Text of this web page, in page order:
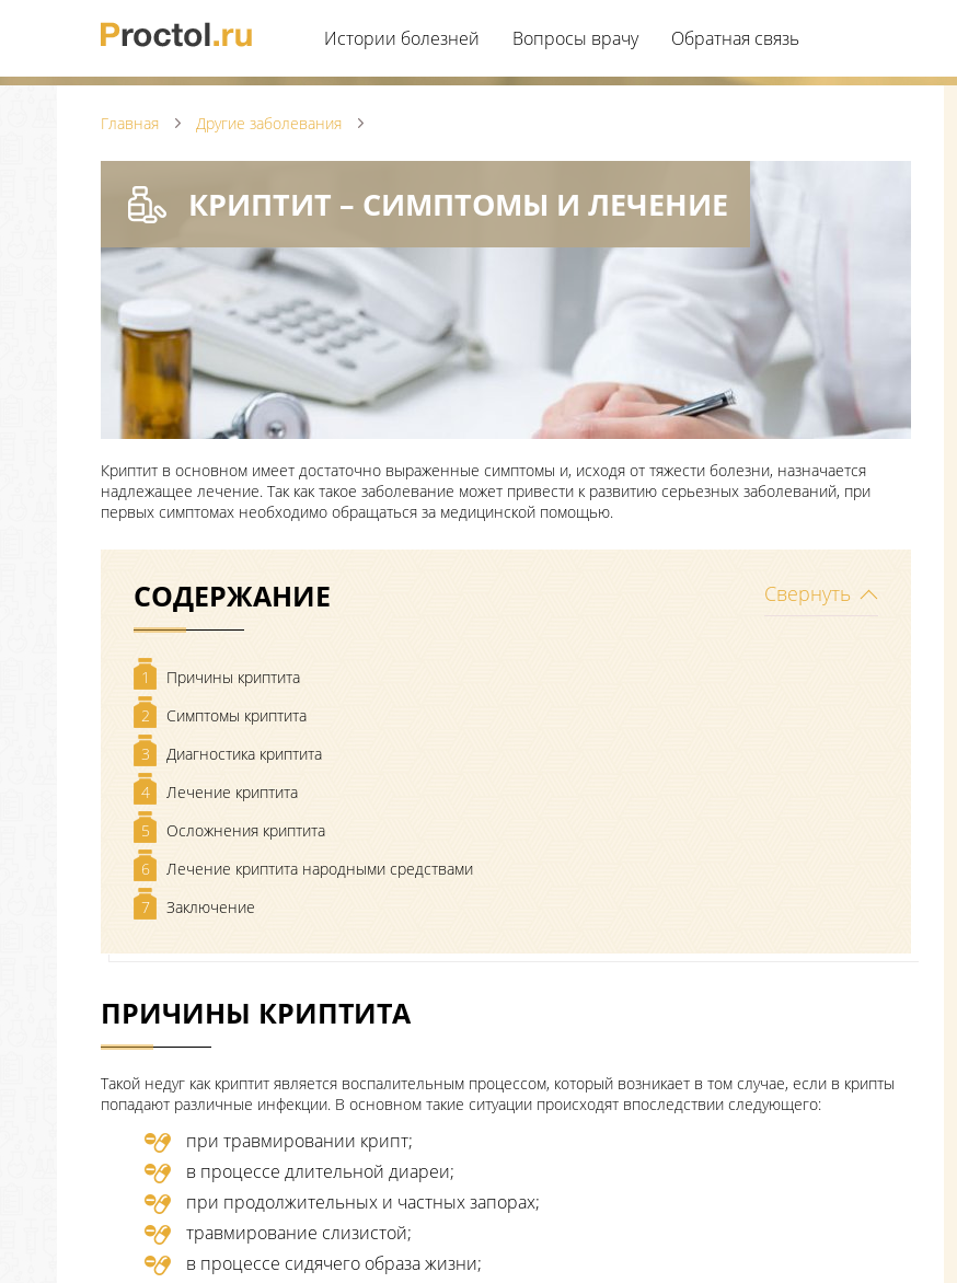
Истории болезней Вопросы врачу Обратная связь
Главная Другие заболевания
КРИПТИТ – СИМПТОМЫ И ЛЕЧЕНИЕ
Криптит в основном имеет достаточно выраженные симптомы и, исходя от тяжести болезни, назначается
надлежащее лечение. Так как такое заболевание может привести к развитию серьезных заболеваний, при
первых симптомах необходимо обращаться за медицинской помощью.
Свернуть
СОДЕРЖАНИЕ
1
Причины криптита
2
Симптомы криптита
3
Диагностика криптита
4
Лечение криптита
5
Осложнения криптита
6
Лечение криптита народными средствами
7
Заключение
ПРИЧИНЫ КРИПТИТА
Такой недуг как криптит является воспалительным процессом, который возникает в том случае, если в крипты
попадают различные инфекции. В основном такие ситуации происходят впоследствии следующего:
при травмировании крипт;
в процессе длительной диареи;
при продолжительных и частных запорах;
травмирование слизистой;
в процессе сидячего образа жизни;